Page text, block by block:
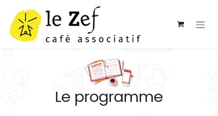
Le programme